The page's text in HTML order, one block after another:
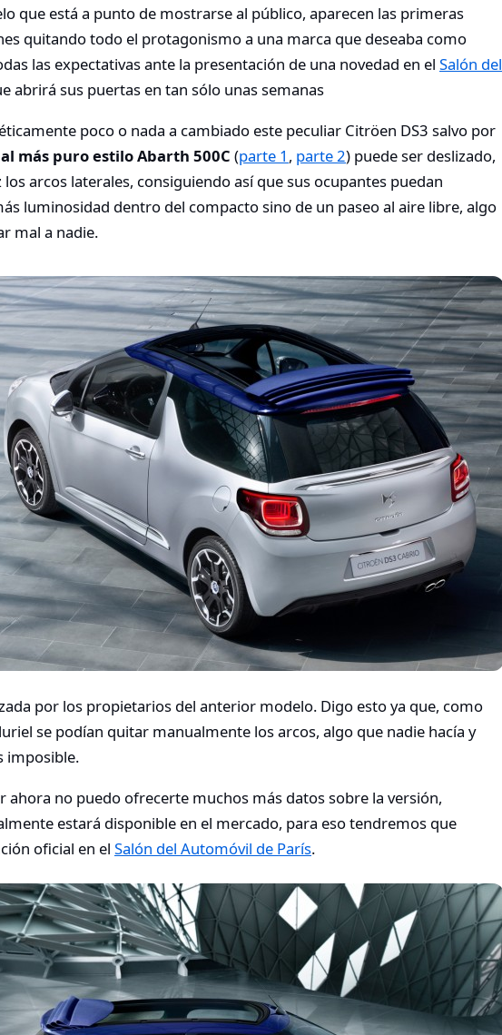
que está a punto de mostrarse al público, aparecen las primeras
quitando todo el protagonismo a una marca que deseaba como
las expectativas ante la presentación de una novedad en el Salón del
abrirá sus puertas en tan sólo unas semanas
poco o nada a cambiado este peculiar Citröen DS3 salvo por
al más puro estilo Abarth 500C (parte 1 , parte 2) puede ser deslizado,
arcos laterales, consiguiendo así que sus ocupantes puedan
luminosidad dentro del compacto sino de un paseo al aire libre, algo
mal a nadie.
por los propietarios del anterior modelo. Digo esto ya que, como
se podían quitar manualmente los arcos, algo que nadie hacía y
imposible.
ahora no puedo ofrecerte muchos más datos sobre la versión,
estará disponible en el mercado, para eso tendremos que
oficial en el Salón del Automóvil de París.